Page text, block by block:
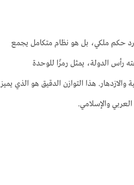
حكم ملكي، بل هو نظام متكامل يجمع
رأس الدولة، يمثل رمزًا للوحدة
والازدهار. هذا التوازن الدقيق هو الذي يميز
والإسلامي.